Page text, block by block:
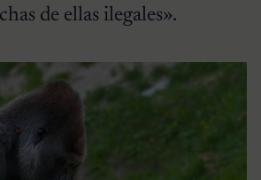
de ellas ilegales».